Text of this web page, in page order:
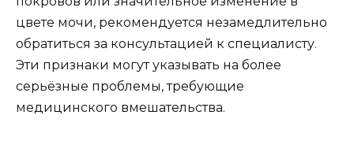
цвете мочи, рекомендуется незамедлительно
обратиться за консультацией к специалисту.
Эти признаки могут указывать на более
серьёзные проблемы, требующие
медицинского вмешательства.